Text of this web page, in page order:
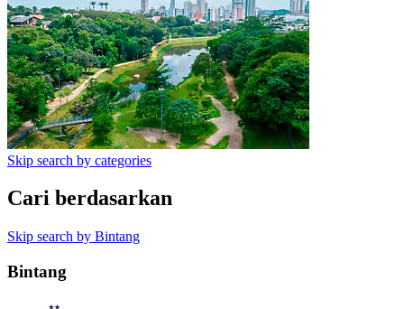
Skip search by categories
Cari berdasarkan
Skip search by Bintang
Bintang